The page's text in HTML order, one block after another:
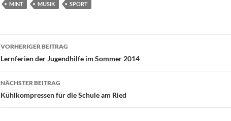
MINT MUSIK SPORT
Beitragsnavigation
VORHERIGER BEITRAG
Lernferien der Jugendhilfe im Sommer 2014
NÄCHSTER BEITRAG
Kühlkompressen für die Schule am Ried